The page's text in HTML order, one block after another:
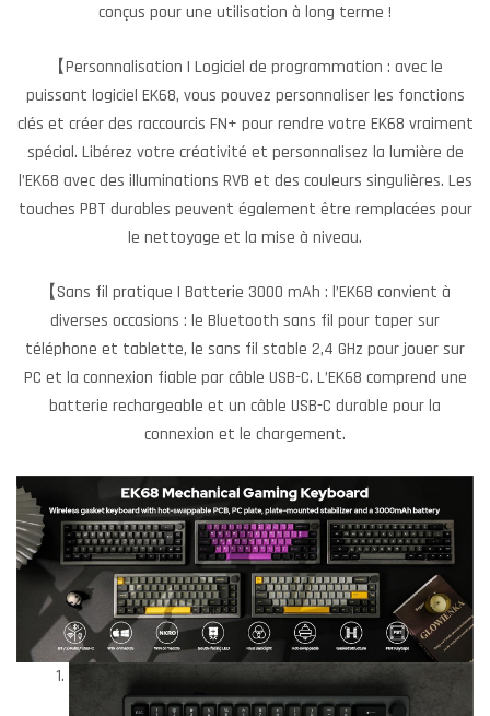
conçus pour une utilisation à long terme !
【Personnalisation | Logiciel de programmation : avec le
puissant logiciel EK68, vous pouvez personnaliser les fonctions
clés et créer des raccourcis FN+ pour rendre votre EK68 vraiment
spécial. Libérez votre créativité et personnalisez la lumière de
l’EK68 avec des illuminations RVB et des couleurs singulières. Les
touches PBT durables peuvent également être remplacées pour
le nettoyage et la mise à niveau.
【Sans fil pratique | Batterie 3000 mAh : l’EK68 convient à
diverses occasions : le Bluetooth sans fil pour taper sur
téléphone et tablette, le sans fil stable 2,4 GHz pour jouer sur
PC et la connexion fiable par câble USB-C. L’EK68 comprend une
batterie rechargeable et un câble USB-C durable pour la
connexion et le chargement.